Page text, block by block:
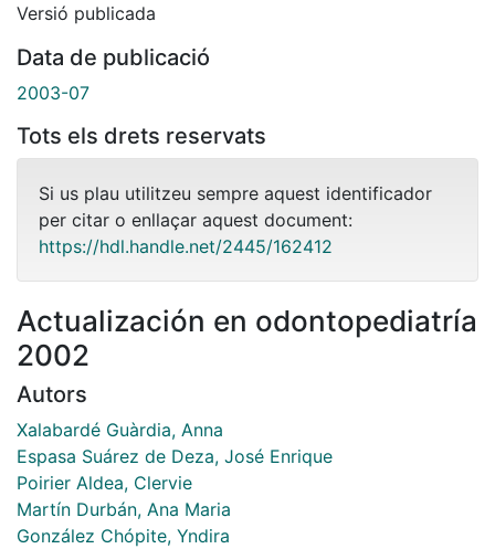
Versió publicada
Data de publicació
2003-07
Tots els drets reservats
Si us plau utilitzeu sempre aquest identificador
per citar o enllaçar aquest document:
https://hdl.handle.net/2445/162412
Actualización en odontopediatría
2002
Autors
Xalabardé Guàrdia, Anna
Espasa Suárez de Deza, José Enrique
Poirier Aldea, Clervie
Martín Durbán, Ana Maria
González Chópite, Yndira